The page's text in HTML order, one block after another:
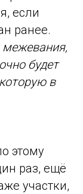
если
ранее.
межевания,
будет
в
этому
раз, ещё
участки,